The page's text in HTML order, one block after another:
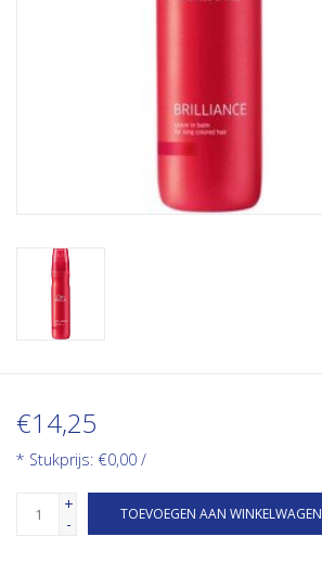
€14,25
* Stukprijs: €0,00 /
+
-
TOEVOEGEN AAN WINKELWAGEN